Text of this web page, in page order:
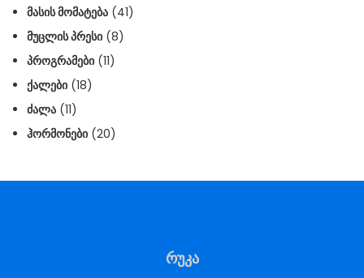
ᲛᲐᲡᲘᲡ ᲛᲝᲛᲐᲢᲔᲑᲐ (41)
ᲛᲣᲪᲚᲘᲡ ᲞᲠᲔᲡᲘ (8)
ᲞᲠᲝᲒᲠᲐᲛᲔᲑᲘ (11)
ᲥᲐᲚᲔᲑᲘ (18)
ᲫᲐᲚᲐ (11)
ᲰᲝᲠᲛᲝᲜᲔᲑᲘ (20)
რუკა